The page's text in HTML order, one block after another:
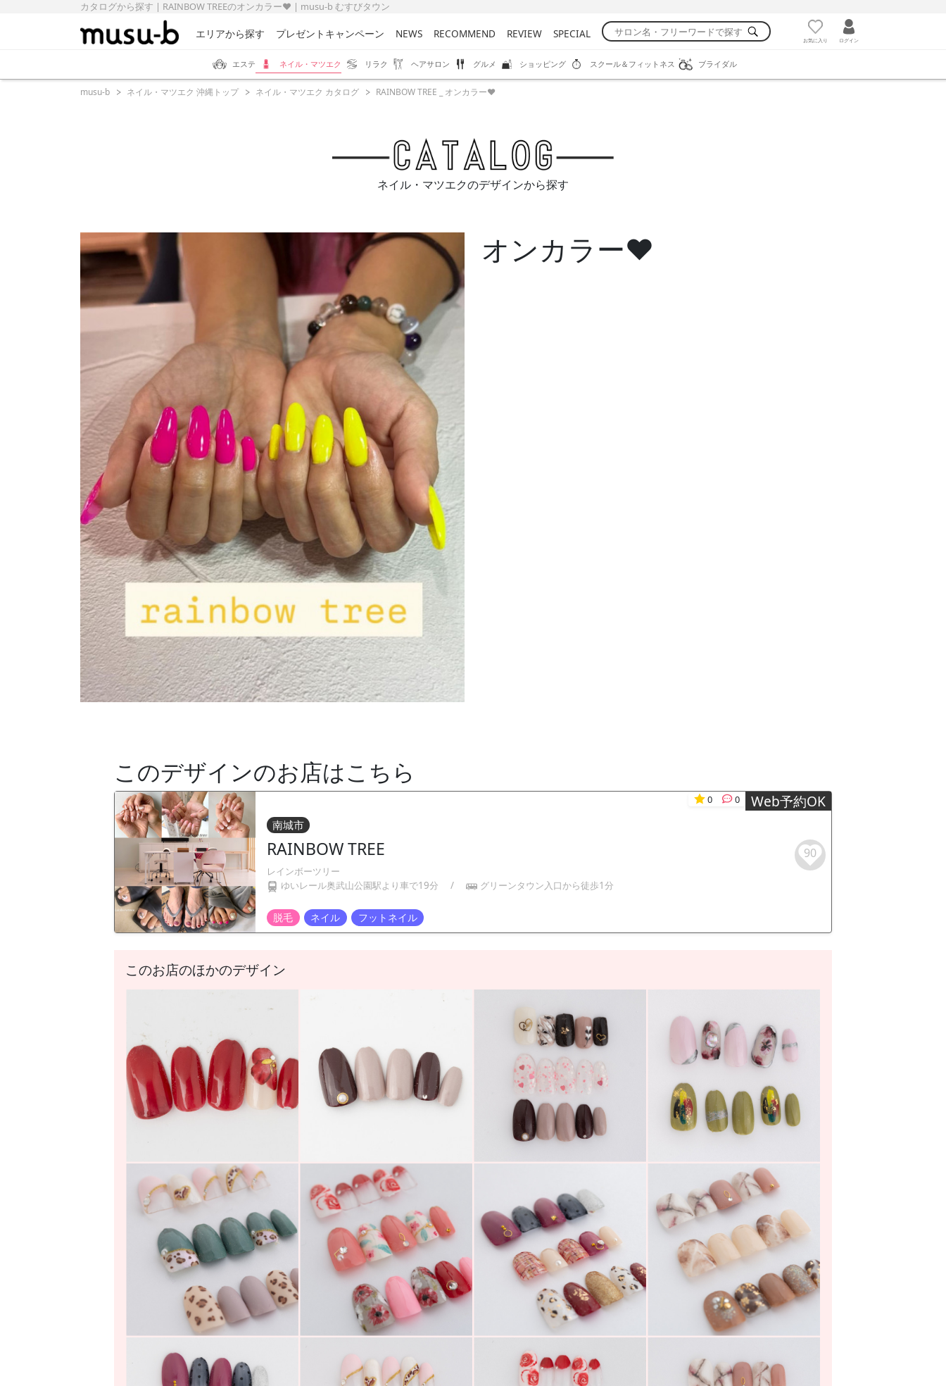
カタログから探す | RAINBOW TREEのオンカラー❤️ | musu-b むすびタウン
エリアから探す プレゼントキャンペーン NEWS RECOMMEND REVIEW SPECIAL お気に入り ログイン
エステ ネイル・マツエク リラク ヘアサロン グルメ ショッピング スクール＆フィットネス ブライダル
musu-b ネイル・マツエク 沖縄トップ ネイル・マツエク カタログ RAINBOW TREE _ オンカラー❤️
ネイル・マツエクのデザインから探す
オンカラー❤️
このデザインのお店はこちら
Web予約OK
脱毛 ネイル フットネイル
南城市
0 0
RAINBOW TREE
レインボーツリー
ゆいレール奥武山公園駅より車で19分
/ グリーンタウン入口から徒歩1分
90
このお店のほかのデザイン